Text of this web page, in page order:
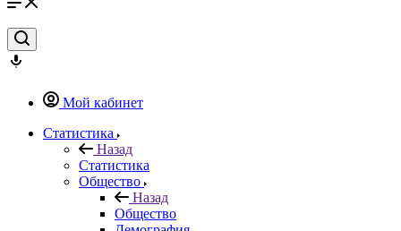
Мой кабинет
Статистика
Назад
Статистика
Общество
Назад
Общество